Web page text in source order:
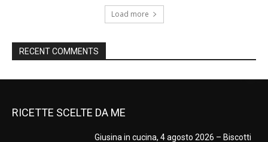
Load more
RECENT COMMENTS
RICETTE SCELTE DA ME
Giusina in cucina, 4 agosto 2026 – Biscotti